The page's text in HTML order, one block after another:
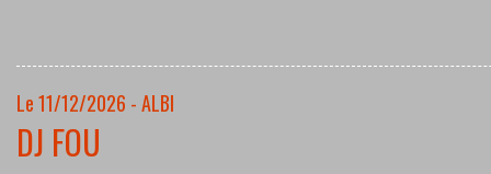
Le 11/12/2026 - ALBI
DJ FOU